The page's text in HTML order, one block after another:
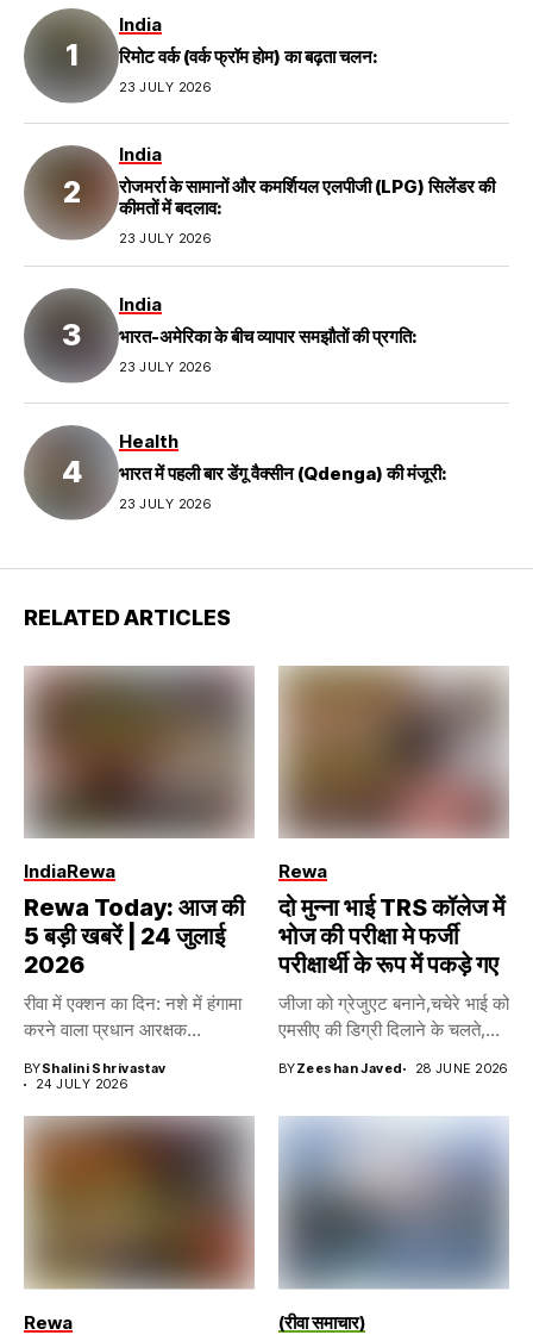
India
रिमोट वर्क (वर्क फ्रॉम होम) का बढ़ता चलन:
23 JULY 2026
India
रोजमर्रा के सामानों और कमर्शियल एलपीजी (LPG) सिलेंडर की
कीमतों में बदलाव:
23 JULY 2026
India
भारत-अमेरिका के बीच व्यापार समझौतों की प्रगति:
23 JULY 2026
Health
भारत में पहली बार डेंगू वैक्सीन (Qdenga) की मंजूरी:
23 JULY 2026
RELATED ARTICLES
IndiaRewa
Rewa Today: आज की
5 बड़ी खबरें | 24 जुलाई
2026
रीवा में एक्शन का दिन: नशे में हंगामा
करने वाला प्रधान आरक्षक...
BYShalini Shrivastav
24 JULY 2026
Rewa
दो मुन्ना भाई TRS कॉलेज में
भोज की परीक्षा मे फर्जी
परीक्षार्थी के रूप में पकड़े गए
जीजा को ग्रेजुएट बनाने,चचेरे भाई को
एमसीए की डिग्री दिलाने के चलते,...
BYZeeshan Javed 28 JUNE 2026
Rewa (रीवा समाचार)